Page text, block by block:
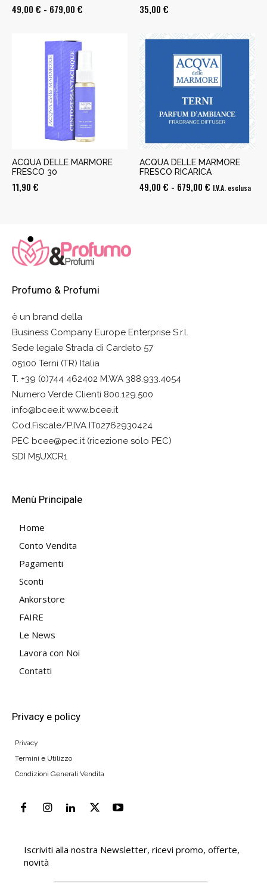
49,00 € - 679,00 €
a
35,00 €
ACQUA DELLE MARMORE
FRESCO 30
11,90 €
ACQUA DELLE MARMORE
FRESCO RICARICA
49,00 € - 679,00 € Fascia
I.V.A. esclusa
Profumo & Profumi
è un brand della
Business Company Europe Enterprise S.r.l.
Sede legale Strada di Cardeto 57
05100 Terni (TR) Italia
T. +39 (0)744 462402 M.WA 388.933.4054
Numero Verde Clienti 800.129.500
info@bcee.it www.bcee.it
Cod.Fiscale/P.IVA IT02762930424
PEC bcee@pec.it (ricezione solo PEC)
SDI M5UXCR1
Menù Principale
Home
Conto Vendita
Pagamenti
Sconti
Ankorstore
FAIRE
Le News
Lavora con Noi
Contatti
Privacy e policy
Privacy
Termini e Utilizzo
Condizioni Generali Vendita
Iscriviti alla nostra Newsletter, ricevi promo, offerte,
novità